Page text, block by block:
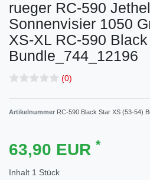
rueger RC-590
Sonnenvisier 1050
XS-XL
RC-590
Bundle_744_12196
(0)
Artikelnummer RC-590 Black Star XS (53-54)
63,90 EUR *
Inhalt 1 Stück